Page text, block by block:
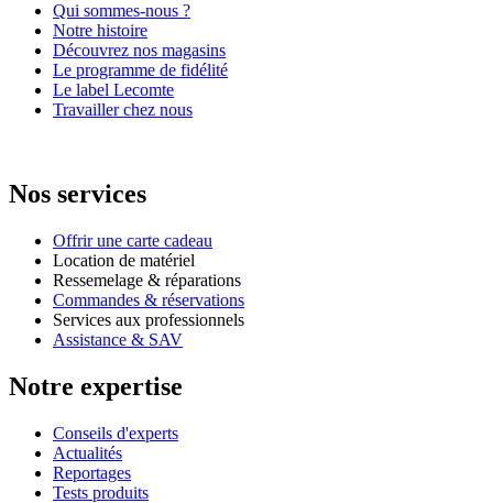
Qui sommes-nous ?
Notre histoire
Découvrez nos magasins
Le programme de fidélité
Le label Lecomte
Travailler chez nous
Nos services
Offrir une carte cadeau
Location de matériel
Ressemelage & réparations
Commandes & réservations
Services aux professionnels
Assistance & SAV
Notre expertise
Conseils d'experts
Actualités
Reportages
Tests produits